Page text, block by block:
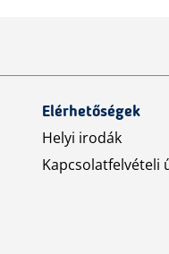
Elérhetőségek
Helyi irodák
Kapcsolatfelvételi